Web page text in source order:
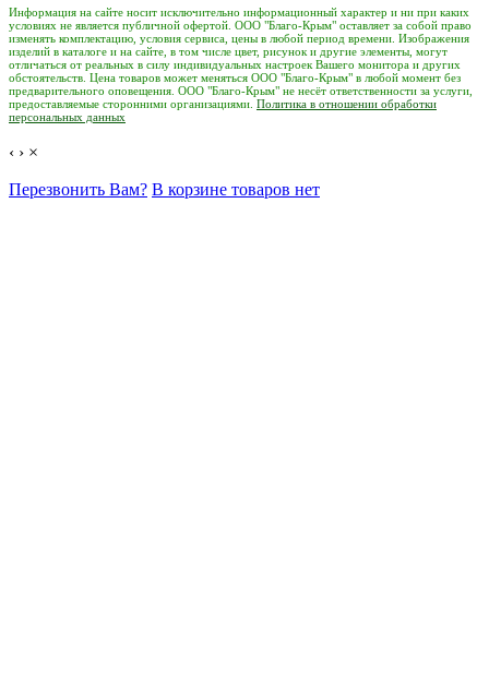
Информация на сайте носит исключительно информационный характер и ни при каких
условиях не является публичной офертой. ООО "Благо-Крым" оставляет за собой право
изменять комплектацию, условия сервиса, цены в любой период времени. Изображения
изделий в каталоге и на сайте, в том числе цвет, рисунок и другие элементы, могут
отличаться от реальных в силу индивидуальных настроек Вашего монитора и других
обстоятельств. Цена товаров может меняться ООО "Благо-Крым" в любой момент без
предварительного оповещения. ООО "Благо-Крым" не несёт ответственности за услуги,
предоставляемые сторонними организациями. Политика в отношении обработки
персональных данных
‹ › ×
Перезвонить Вам? В корзине товаров нет